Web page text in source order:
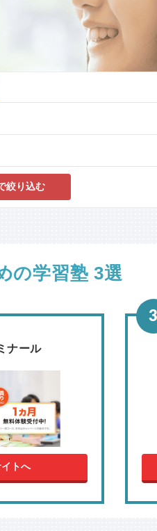
絞り込む
の学習塾 3選
ナール
トへ